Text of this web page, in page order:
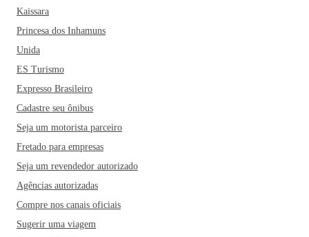
Kaissara
Princesa dos Inhamuns
Unida
ES Turismo
Expresso Brasileiro
Cadastre seu ônibus
Seja um motorista parceiro
Fretado para empresas
Seja um revendedor autorizado
Agências autorizadas
Compre nos canais oficiais
Sugerir uma viagem